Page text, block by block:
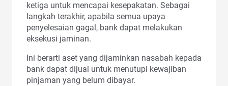
ketiga untuk mencapai kesepakatan. Sebagai
langkah terakhir, apabila semua upaya
penyelesaian gagal, bank dapat melakukan
eksekusi jaminan.
Ini berarti aset yang dijaminkan nasabah kepada
bank dapat dijual untuk menutupi kewajiban
pinjaman yang belum dibayar.